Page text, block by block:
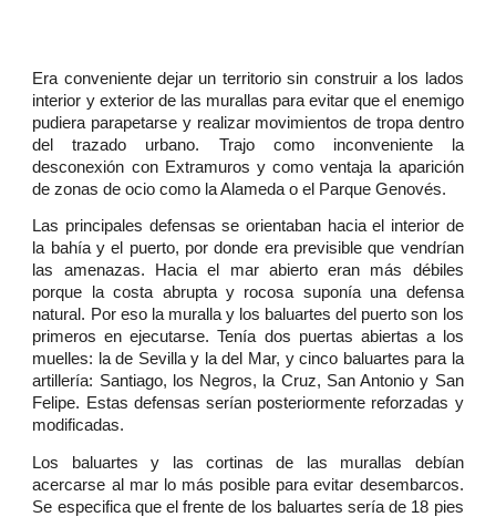
Era conveniente dejar un territorio sin construir a los lados
interior y exterior de las murallas para evitar que el enemigo
pudiera parapetarse y realizar movimientos de tropa dentro
del trazado urbano. Trajo como inconveniente la
desconexión con Extramuros y como ventaja la aparición
de zonas de ocio como la Alameda o el Parque Genovés.
Las principales defensas se orientaban hacia el interior de
la bahía y el puerto, por donde era previsible que vendrían
las amenazas. Hacia el mar abierto eran más débiles
porque la costa abrupta y rocosa suponía una defensa
natural. Por eso la muralla y los baluartes del puerto son los
primeros en ejecutarse. Tenía dos puertas abiertas a los
muelles: la de Sevilla y la del Mar, y cinco baluartes para la
artillería: Santiago, los Negros, la Cruz, San Antonio y San
Felipe. Estas defensas serían posteriormente reforzadas y
modificadas.
Los baluartes y las cortinas de las murallas debían
acercarse al mar lo más posible para evitar desembarcos.
Se especifica que el frente de los baluartes sería de 18 pies